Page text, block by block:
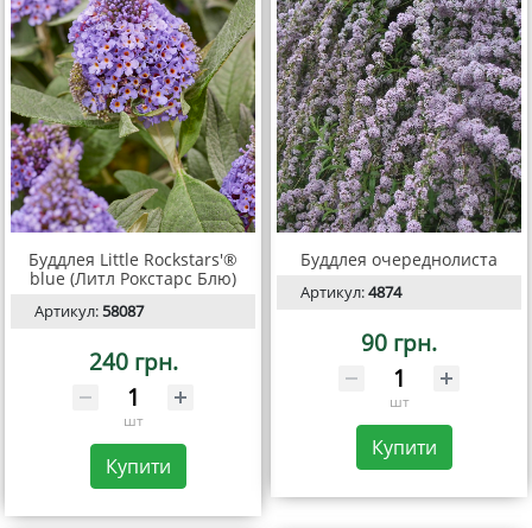
Буддлея Little Rockstars'®
blue (Литл Рокстарс Блю)
Артикул:58087
240 грн.
шт
Купити
Буддлея очереднолиста
Артикул:4874
90 грн.
шт
Купити